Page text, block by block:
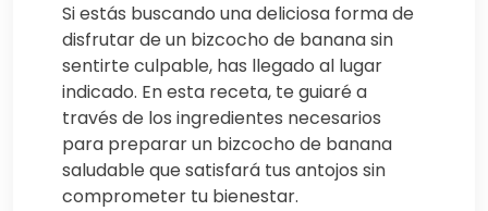
Si estás buscando una deliciosa forma de
disfrutar de un bizcocho de banana sin
sentirte culpable, has llegado al lugar
indicado. En esta receta, te guiaré a
través de los ingredientes necesarios
para preparar un bizcocho de banana
saludable que satisfará tus antojos sin
comprometer tu bienestar.